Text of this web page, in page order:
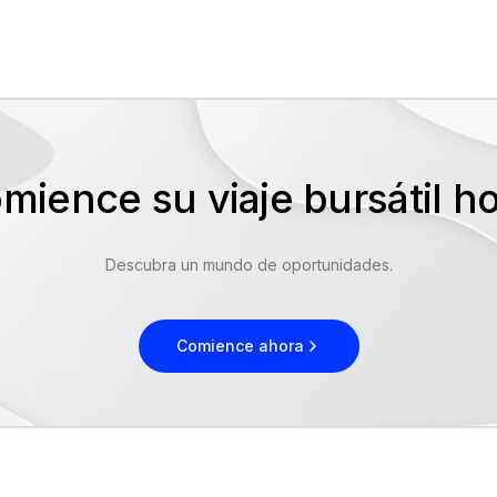
su viaje bursátil
Descubra un mundo de oportunidades.
Comience ahora